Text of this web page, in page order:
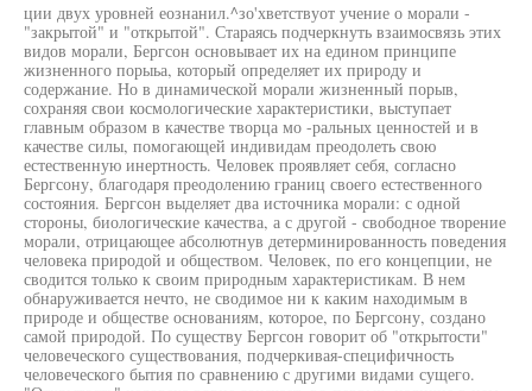
ции двух уровней еознанил.^зо'хветствуот учение о морали -
"закрытой" и "открытой". Стараясь подчеркнуть взаимосвязь этих
видов морали, Бергсон основывает их на едином принципе
жизненного порыьа, который определяет их природу и
содержание. Но в динамической морали жизненный порыв,
сохраняя свои космологические характеристики, выступает
главным образом в качестве творца мо -ральных ценностей и в
качестве силы, помогающей индивидам преодолеть свою
естественную инертность. Человек проявляет себя, согласно
Бергсону, благодаря преодолению границ своего естественного
состояния. Бергсон выделяет два источника морали: с одной
стороны, биологические качества, а с другой - свободное творение
морали, отрицающее абсолютнув детерминированность поведения
человека природой и обществом. Человек, по его концепции, не
сводится только к своим природным характеристикам. В нем
обнаруживается нечто, не сводимое ни к каким находимым в
природе и обществе основаниям, которое, по Бергсону, создано
самой природой. По существу Бергсон говорит об "открытости"
человеческого существования, подчеркивая-специфичность
человеческого бытия по сравнению с другими видами сущего.